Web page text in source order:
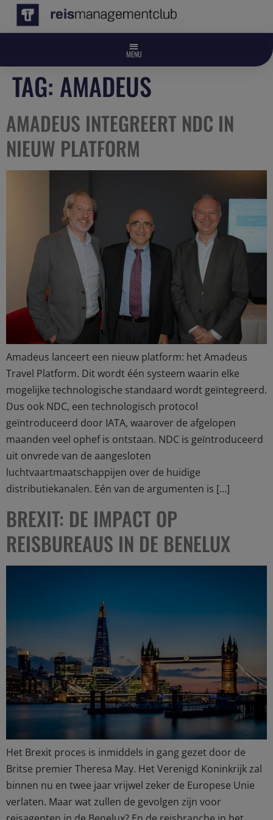
TAG: AMADEUS
AMADEUS INTEGREERT NDC IN
NIEUW PLATFORM
Amadeus lanceert een nieuw platform: het Amadeus
Travel Platform. Dit wordt één systeem waarin elke
mogelijke technologische standaard wordt geïntegreerd.
Dus ook NDC, een technologisch protocol
geïntroduceerd door IATA, waarover de afgelopen
maanden veel ophef is ontstaan. NDC is geïntroduceerd
uit onvrede van de aangesloten
luchtvaartmaatschappijen over de huidige
distributiekanalen. Eén van de argumenten is […]
BREXIT: DE IMPACT OP
REISBUREAUS IN DE BENELUX
Het Brexit proces is inmiddels in gang gezet door de
Britse premier Theresa May. Het Verenigd Koninkrijk zal
binnen nu en twee jaar vrijwel zeker de Europese Unie
verlaten. Maar wat zullen de gevolgen zijn voor